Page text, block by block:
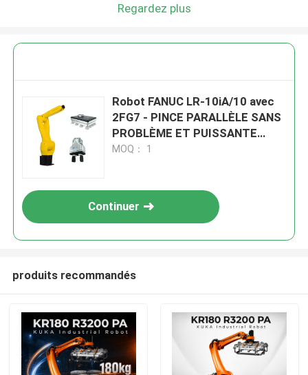
Regardez plus
Robot FANUC LR-10iA/10 avec
2FG7 - PINCE PARALLÈLE SANS
PROBLÈME ET PUISSANTE
PINCE À VIDE ÉLECTRIQUE
MOQ： 1
Continuer
produits recommandés